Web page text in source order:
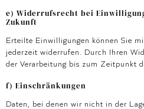
e) Widerrufsrecht bei
Zukunft
Erteilte Einwilligungen können Sie
jederzeit widerrufen. Durch Ihren
der Verarbeitung bis zum Zeitpunkt
f) Einschränkungen
Daten, bei denen wir nicht in der